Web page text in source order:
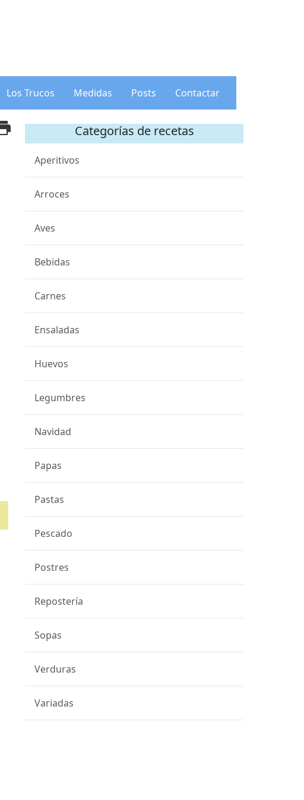
Los Trucos Medidas Posts Contactar
Categorías de recetas
Aperitivos
Arroces
Aves
Bebidas
Carnes
Ensaladas
Huevos
Legumbres
Navidad
Papas
Pastas
Pescado
Postres
Repostería
Sopas
Verduras
Variadas